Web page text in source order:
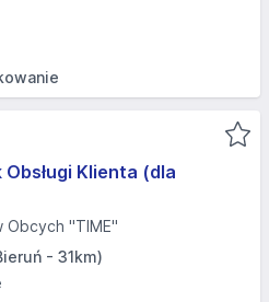
Klienta (dla
Obcych "TIME"
- 31km)